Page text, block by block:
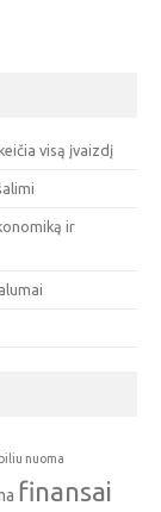
visą įvaizdį
ir
nuoma
finansai